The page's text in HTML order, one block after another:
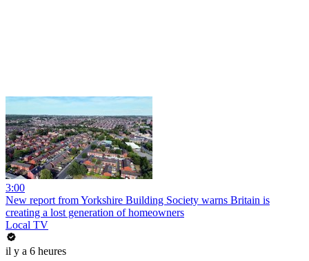
3:00
New report from Yorkshire Building Society warns Britain is
creating a lost generation of homeowners
Local TV
il y a 6 heures